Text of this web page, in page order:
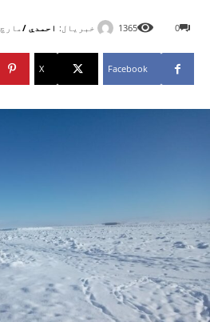
خبریال: احمدي /مارچ 2, 2024 0
1365
Facebook
X